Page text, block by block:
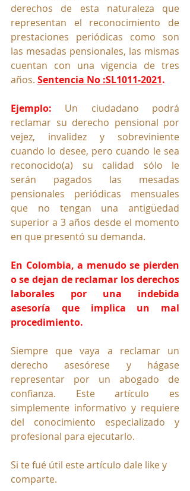
derechos de esta naturaleza que
representan el reconocimiento de
prestaciones periódicas como son
las mesadas pensionales, las mismas
cuentan con una vigencia de tres
años. Sentencia No :SL1011-2021.
Ejemplo:
Un ciudadano podrá
reclamar su derecho pensional por
vejez, invalidez y sobreviniente
cuando lo desee, pero cuando le sea
reconocido(a) su calidad sólo le
serán pagados las mesadas
pensionales periódicas mensuales
que no tengan una antigüedad
superior a 3 años desde el momento
en que presentó su demanda.
En Colombia, a menudo se pierden
o se dejan de reclamar los derechos
laborales por una indebida
asesoría que implica un mal
procedimiento.
Siempre que vaya a reclamar un
derecho asesórese y hágase
representar por un abogado de
confianza. Este artículo es
simplemente informativo y requiere
del conocimiento especializado y
profesional para ejecutarlo.
Si te fué útil este artículo dale like y
comparte.